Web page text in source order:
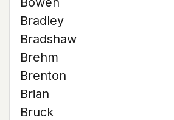
Bradley
Bradshaw
Brehm
Brenton
Brian
Bruck